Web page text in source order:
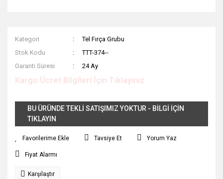
Kategori
Tel Fırça Grubu
Stok Kodu
TTT-374--
Garanti Süresi
24 Ay
Kargo Ücret Bilgileri İçin Tıklayınız.
BU ÜRÜNDE TEKLİ SATIŞIMIZ YOKTUR - BİLGİ İÇİN
TIKLAYIN
Tavsiye Et Yorum Yaz
Fiyat Alarmı
Karşılaştır